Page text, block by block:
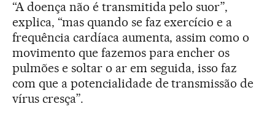
“A doença não é transmitida pelo suor”,
explica, “mas quando se faz exercício e a
frequência cardíaca aumenta, assim como o
movimento que fazemos para encher os
pulmões e soltar o ar em seguida, isso faz
com que a potencialidade de transmissão de
vírus cresça”.